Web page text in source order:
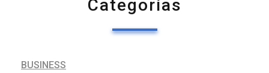
Categorías
BUSINESS